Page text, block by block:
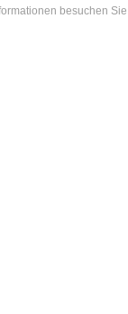
besuchen